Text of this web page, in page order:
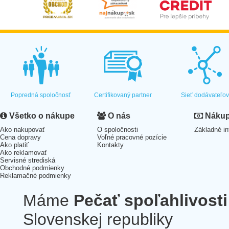
Popredná spoločnosť Certifikovaný partner Sieť dodávateľov
Všetko o nákupe
Ako nakupovať
Cena dopravy
Ako platiť
Ako reklamovať
Servisné strediská
Obchodné podmienky
Reklamačné podmienky
O nás
O spoločnosti
Voľné pracovné pozície
Kontakty
Základné
Máme Pečať spoľahlivosti
Slovenskej republiky